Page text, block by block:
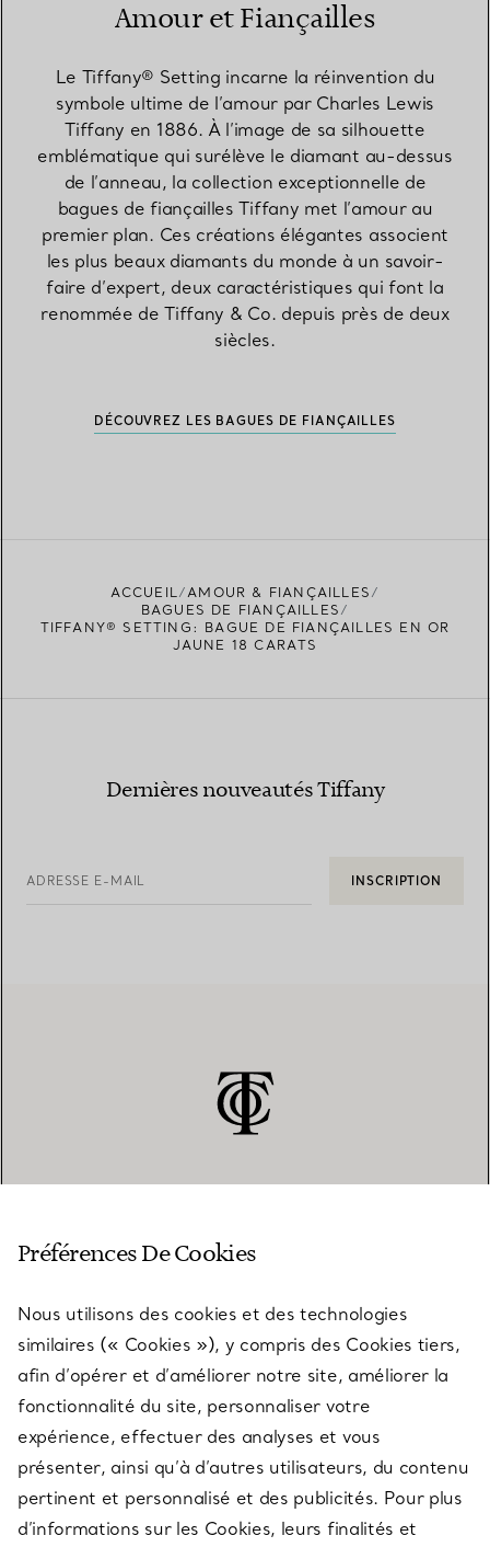
Amour et Fiançailles
Le Tiffany® Setting incarne la réinvention du
symbole ultime de l’amour par Charles Lewis
Tiffany en 1886. À l’image de sa silhouette
emblématique qui surélève le diamant au-dessus
de l’anneau, la collection exceptionnelle de
bagues de fiançailles Tiffany met l’amour au
premier plan. Ces créations élégantes associent
les plus beaux diamants du monde à un savoir-
faire d’expert, deux caractéristiques qui font la
renommée de Tiffany & Co. depuis près de deux
siècles.
DÉCOUVREZ LES BAGUES DE FIANÇAILLES
ACCUEIL
AMOUR & FIANÇAILLES
BAGUES DE FIANÇAILLES
TIFFANY® SETTING: BAGUE DE FIANÇAILLES EN OR
JAUNE 18 CARATS
Dernières nouveautés Tiffany
ADRESSE E-MAIL INSCRIPTION
SERVICES
À PROPOS
QUESTIONS LÉGALES
Préférences De Cookies
Nous utilisons des cookies et des technologies
similaires (« Cookies »), y compris des Cookies tiers,
afin d’opérer et d’améliorer notre site, améliorer la
fonctionnalité du site, personnaliser votre
expérience, effectuer des analyses et vous
présenter, ainsi qu’à d’autres utilisateurs, du contenu
pertinent et personnalisé et des publicités. Pour plus
d’informations sur les Cookies, leurs finalités et